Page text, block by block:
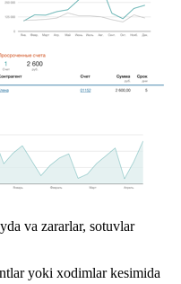
va zararlar, sotuvlar
yoki xodimlar kesimida